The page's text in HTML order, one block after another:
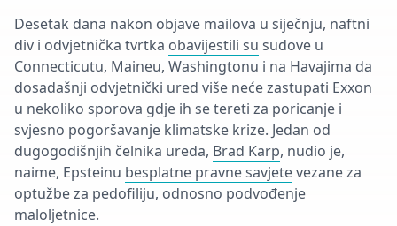
Desetak dana nakon objave mailova u siječnju, naftni
div i odvjetnička tvrtka obavijestili su sudove u
Connecticutu, Maineu, Washingtonu i na Havajima da
dosadašnji odvjetnički ured više neće zastupati Exxon
u nekoliko sporova gdje ih se tereti za poricanje i
svjesno pogoršavanje klimatske krize. Jedan od
dugogodišnjih čelnika ureda, Brad Karp, nudio je,
naime, Epsteinu besplatne pravne savjetevezane za
optužbe za pedofiliju, odnosno podvođenje
maloljetnice.